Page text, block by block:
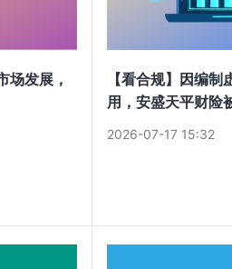
场发展，
【看合规】因编
用，安盛天平财险
2026-07-17 15:32